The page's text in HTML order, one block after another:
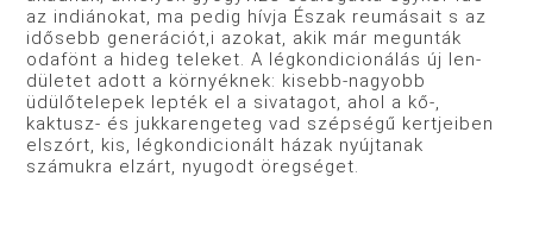
az indiánokat, ma pedig hívja Észak reumásait s az
idősebb generációt,i azokat, akik már megunták
odafönt a hideg teleket. A légkondicionálás új len­
dületet adott a környéknek: kisebb-nagyobb
üdülőtelepek lepték el a sivatagot, ahol a kő-,
kaktusz- és jukkarengeteg vad szépségű kertjeiben
elszórt, kis, légkondicionált házak nyújtanak
számukra elzárt, nyugodt öregséget.